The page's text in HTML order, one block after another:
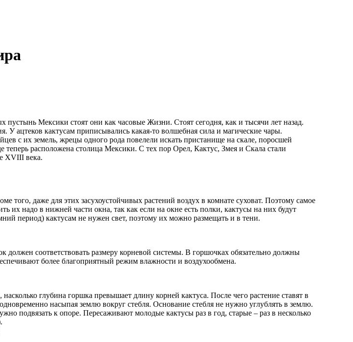
Мексики стоят они как часовые Жизни. Стоят сегодня, как и тысячи лет назад.
У ацтеков кактусам приписывались какая-то волшебная сила и магические чары.
с их земель, жрецы одного рода повелели искать пристанище на скале, поросшей
теперь расположена столица Мексики. С тех пор Орел, Кактус, Змея и Скала стали
XVIII века.
того, даже для этих засухоустойчивых растений воздух в комнате суховат. Поэтому самое
их надо в нижней части окна, так как если на окне есть полки, кактусы на них будут
период) кактусам не нужен свет, поэтому их можно размещать и в тени.
соответствовать размеру корневой системы. В горшочках обязательно должны
более благоприятный режим влажности и воздухообмена.
глубина горшка превышает длину корней кактуса. После чего растение ставят в
насыпая землю вокруг стебля. Основание стебля не нужно углублять в землю.
подвязать к опоре. Пересаживают молодые кактусы раз в год, старые – раз в несколько